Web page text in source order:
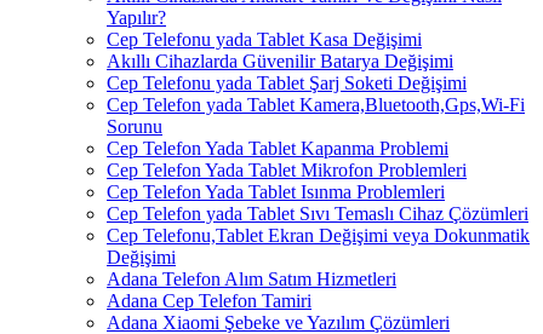
Yapılır?
Cep Telefonu yada Tablet Kasa Değişimi
Akıllı Cihazlarda Güvenilir Batarya Değişimi
Cep Telefonu yada Tablet Şarj Soketi Değişimi
Cep Telefon yada Tablet Kamera,Bluetooth,Gps,Wi-Fi
Sorunu
Cep Telefon Yada Tablet Kapanma Problemi
Cep Telefon Yada Tablet Mikrofon Problemleri
Cep Telefon Yada Tablet Isınma Problemleri
Cep Telefon yada Tablet Sıvı Temaslı Cihaz Çözümleri
Cep Telefonu,Tablet Ekran Değişimi veya Dokunmatik
Değişimi
Adana Telefon Alım Satım Hizmetleri
Adana Cep Telefon Tamiri
Adana Xiaomi Şebeke ve Yazılım Çözümleri